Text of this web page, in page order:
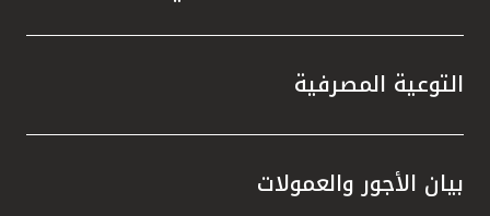
التوعية المصرفية
بيان الأجور والعمولات